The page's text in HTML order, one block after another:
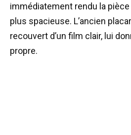
immédiatement rendu la
plus spacieuse. L’ancien
recouvert d’un film clair, lui
propre.